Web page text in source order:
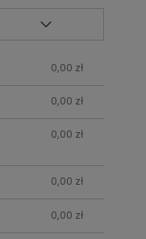
0,00 zł
0,00 zł
0,00 zł
0,00 zł
0,00 zł